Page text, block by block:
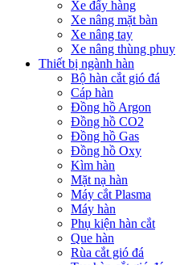
Xe đẩy hàng
Xe nâng mặt bàn
Xe nâng tay
Xe nâng thùng phuy
Thiết bị ngành hàn
Bộ hàn cắt gió đá
Cáp hàn
Đồng hồ Argon
Đồng hồ CO2
Đồng hồ Gas
Đồng hồ Oxy
Kìm hàn
Mặt nạ hàn
Máy cắt Plasma
Máy hàn
Phụ kiện hàn cắt
Que hàn
Rùa cắt gió đá